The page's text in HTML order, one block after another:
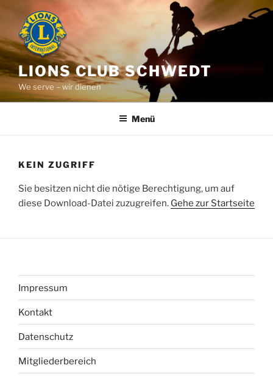
springen
LIONS CLUB SCHWEDT
We serve – wir dienen
Menü
KEIN ZUGRIFF
Sie besitzen nicht die nötige Berechtigung, um auf
diese Download-Datei zuzugreifen. Gehe zur Startseite
Impressum
Kontakt
Datenschutz
Mitgliederbereich